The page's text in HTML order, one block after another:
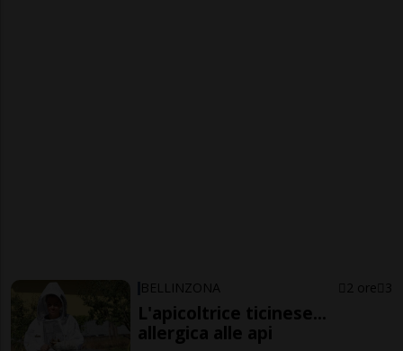
BELLINZONA 2 ore 3
L'apicoltrice ticinese...
allergica alle api